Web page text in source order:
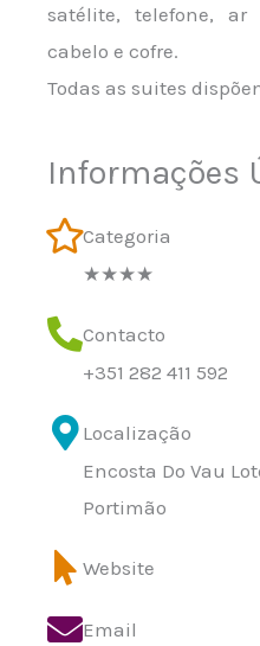
satélite, telefone, ar
cabelo e cofre.
Todas as suites
Informações
Categoria
★★★★
Contacto
+351 282 411 592
Localização
Encosta Do Vau
Portimão
Website
Email